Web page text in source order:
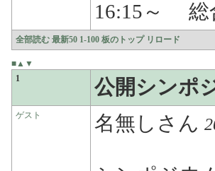
16:15～ 総
全部読む 最新50 1-100 板のトップ リロード
■▲ ▼
1
公開シンポ
ゲスト 名無しさん